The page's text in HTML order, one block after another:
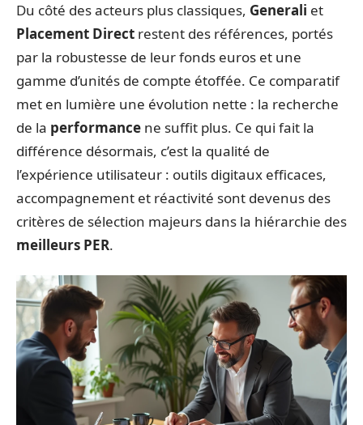
Du côté des acteurs plus classiques, Generali et
Placement Direct restent des références, portés
par la robustesse de leur fonds euros et une
gamme d’unités de compte étoffée. Ce comparatif
met en lumière une évolution nette : la recherche
de la performance ne suffit plus. Ce qui fait la
différence désormais, c’est la qualité de
l’expérience utilisateur : outils digitaux efficaces,
accompagnement et réactivité sont devenus des
critères de sélection majeurs dans la hiérarchie des
meilleurs PER.